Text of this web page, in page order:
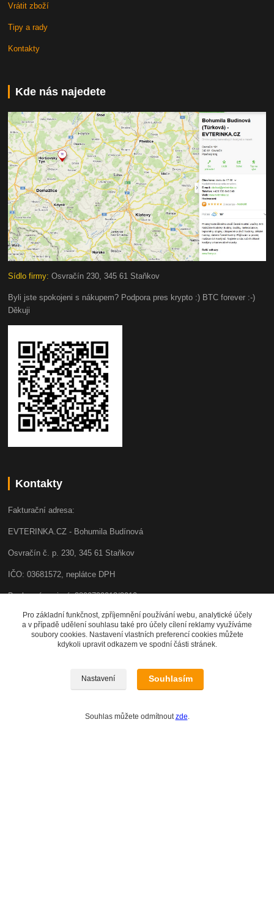
Vrátit zboží
Tipy a rady
Kontakty
Kde nás najedete
Sídlo firmy: Osvračín 230, 345 61 Staňkov
Byli jste spokojeni s nákupem? Podpora pres krypto :) BTC forever :-)
Děkuji
Kontakty
Fakturační adresa:
EVTERINKA.CZ - Bohumila Budínová
Osvračín č. p. 230, 345 61 Staňkov
IČO: 03681572, neplátce DPH
Bankovní spojení: 2800720013/2010
Odesíláme přes:
Pro základní funkčnost, zpříjemnění používání webu, analytické účely
a v případě udělení souhlasu také pro účely cílení reklamy využíváme
soubory cookies. Nastavení vlastních preferencí cookies můžete
kdykoli upravit odkazem ve spodní části stránek.
Nastavení Souhlasím
Souhlas můžete odmítnoutzde.